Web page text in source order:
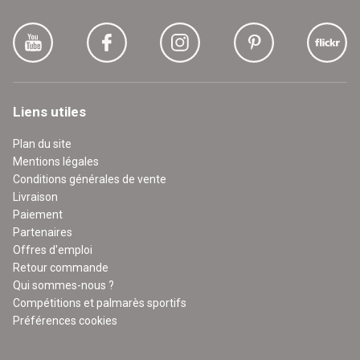
Liens utiles
Plan du site
Mentions légales
Conditions générales de vente
Livraison
Paiement
Partenaires
Offres d'emploi
Retour commande
Qui sommes-nous ?
Compétitions et palmarès sportifs
Préférences cookies